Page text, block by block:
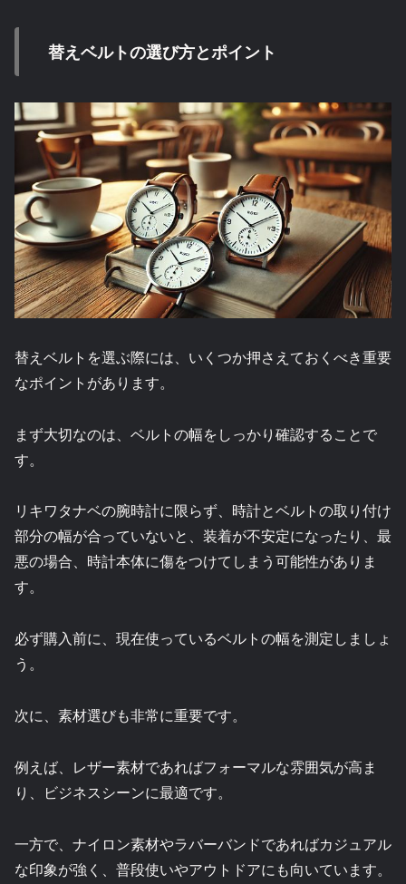
替えベルトの選び方とポイント
替えベルトを選ぶ際には、いくつか押さえておくべき重要
なポイントがあります。
まず大切なのは、ベルトの幅をしっかり確認することで
す。
リキワタナベの腕時計に限らず、時計とベルトの取り付け
部分の幅が合っていないと、装着が不安定になったり、最
悪の場合、時計本体に傷をつけてしまう可能性がありま
す。
必ず購入前に、現在使っているベルトの幅を測定しましょ
う。
次に、素材選びも非常に重要です。
例えば、レザー素材であればフォーマルな雰囲気が高ま
り、ビジネスシーンに最適です。
一方で、ナイロン素材やラバーバンドであればカジュアル
な印象が強く、普段使いやアウトドアにも向いています。